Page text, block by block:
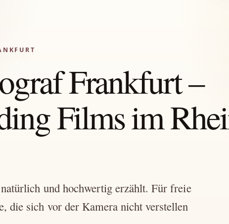
Frankfurt –
Films im
und hochwertig erzählt. Für freie
die sich vor der Kamera nicht verstellen